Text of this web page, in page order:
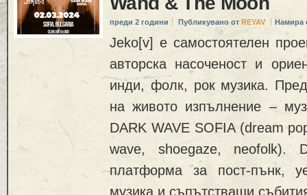
преди 2 години Публикувано от REYAV Намира
Jeko[v] е самостоятелен
авторска насоченост и
инди, фолк, рок музика.
на живото изпълнение –
DARK WAVE SOFIA (dream
wave, shoegaze, neofolk).
платформа за пост-пънк,
музика и съпътстващи